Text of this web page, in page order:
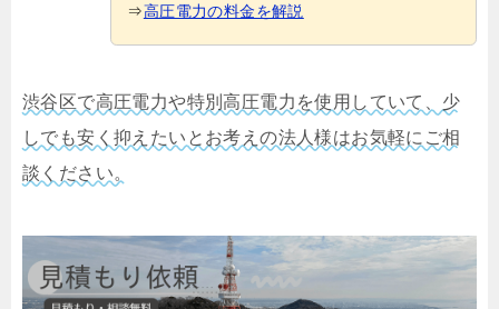
⇒高圧電力の料金を解説
渋谷区で高圧電力や特別高圧電力を使用していて、少
しでも安く抑えたいとお考えの法人様はお気軽にご相
談ください。